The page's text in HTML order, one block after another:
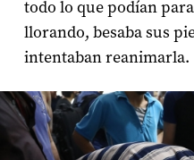
todo lo que podían
llorando, besaba sus
intentaban reanimarla.